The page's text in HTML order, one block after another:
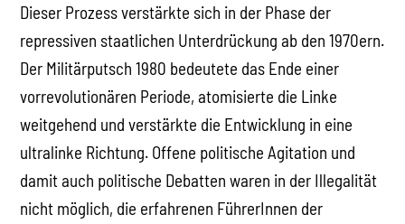
Dieser Prozess verstärkte sich in der Phase der
repressiven staatlichen Unterdrückung ab den 1970ern.
Der Militärputsch 1980 bedeutete das Ende einer
vorrevolutionären Periode, atomisierte die Linke
weitgehend und verstärkte die Entwicklung in eine
ultralinke Richtung. Offene politische Agitation und
damit auch politische Debatten waren in der Illegalität
nicht möglich, die erfahrenen FührerInnen der